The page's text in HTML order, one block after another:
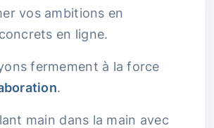
vos ambitions en
en ligne.
fermement à la force
.
main dans la main avec